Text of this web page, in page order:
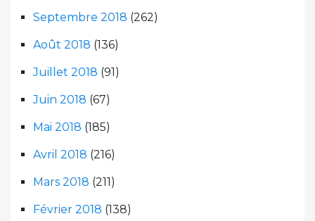
Septembre 2018 (262)
Août 2018 (136)
Juillet 2018 (91)
Juin 2018 (67)
Mai 2018 (185)
Avril 2018 (216)
Mars 2018 (211)
Février 2018 (138)